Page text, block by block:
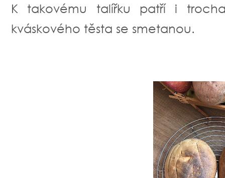
K takovému talířku patří i
kváskového těsta se smetanou.